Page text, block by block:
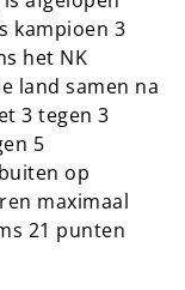
kampioen 3
het NK
land samen na
3 tegen 3
5
op
maximaal
21 punten